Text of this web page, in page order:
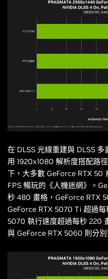
在 DLSS 光線重建與 DLSS
用 1920x1080 解析度搭配路
下，大多數 GeForce RTX 50
FPS 暢玩的《人機迷網》。
秒 480 畫格，GeForce RTX
GeForce RTX 5070 Ti 超過
5070 執行速度超過每秒 220
與 GeForce RTX 5060 則分別